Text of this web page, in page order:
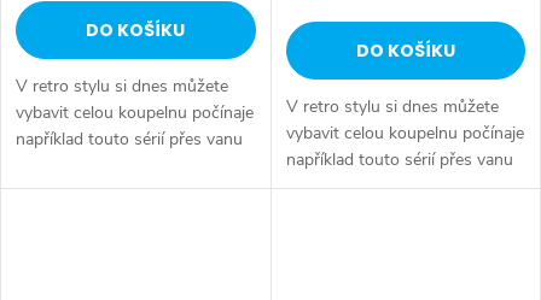
DO KOŠÍKU
V retro stylu si dnes můžete
vybavit celou koupelnu počínaje
například touto sérií přes vanu
keramiku Retro nebo Classic.
DO KOŠÍKU
V retro stylu si dnes můžete
vybavit celou koupelnu počínaje
například touto sérií přes vanu
Retro, doplňky Diamond až po